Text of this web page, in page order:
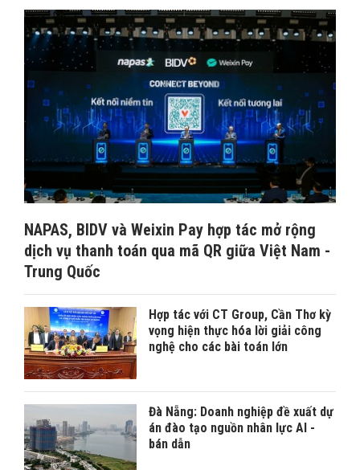
NAPAS, BIDV và Weixin Pay hợp tác mở rộng
dịch vụ thanh toán qua mã QR giữa Việt Nam -
Trung Quốc
Hợp tác với CT Group, Cần Thơ kỳ
vọng hiện thực hóa lời giải công
nghệ cho các bài toán lớn
Đà Nẵng: Doanh nghiệp đề xuất dự
án đào tạo nguồn nhân lực AI -
bán dẫn